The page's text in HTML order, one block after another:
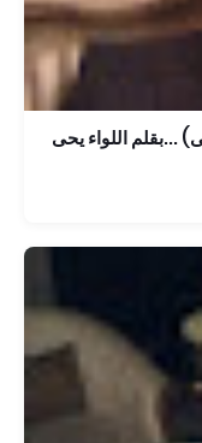
...بقلم اللواء يحى